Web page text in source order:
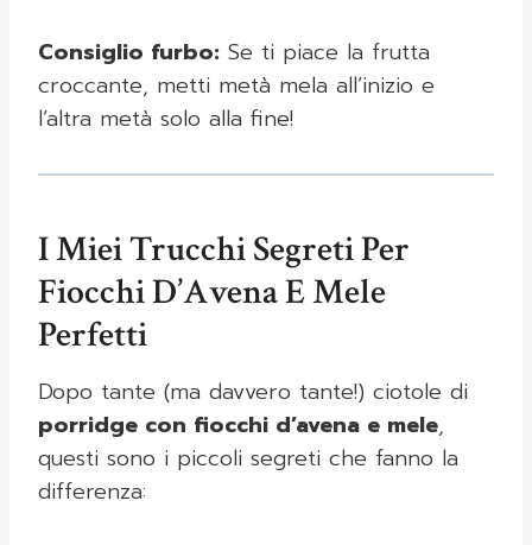
Consiglio furbo: Se ti piace la frutta
croccante, metti metà mela all’inizio e
l’altra metà solo alla fine!
I Miei Trucchi Segreti Per
Fiocchi D’Avena E Mele
Perfetti
Dopo tante (ma davvero tante!) ciotole di
porridge con fiocchi d’avena e mele,
questi sono i piccoli segreti che fanno la
differenza: